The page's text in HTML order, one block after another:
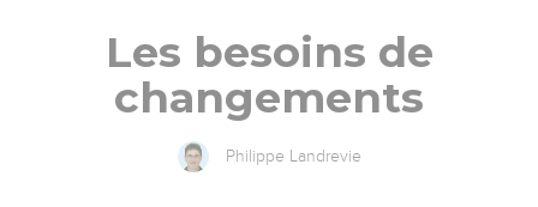
Les besoins de
changements
Philippe Landrevie